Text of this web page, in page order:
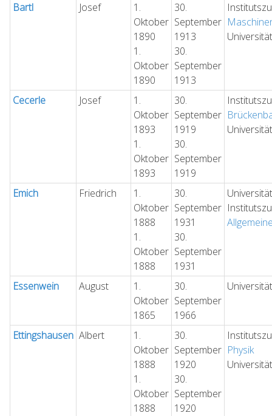
Bartl Josef
1.
Oktober
1890
1.
Oktober
1890
30.
September
1913
30.
September
1913
Cecerle Josef
1.
Oktober
1893
1.
Oktober
1893
30.
September
1919
30.
September
1919
Emich Friedrich
1.
Oktober
1888
1.
Oktober
1888
30.
September
1931
30.
September
1931
Essenwein August
1.
Oktober
1865
30.
September
1966
Ettingshausen Albert
1.
Oktober
1888
1.
Oktober
1888
30.
September
1920
30.
September
1920
Physik